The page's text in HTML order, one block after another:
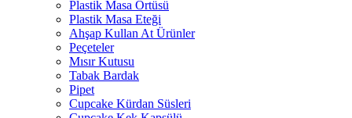
Plastik Masa Örtüsü
Plastik Masa Eteği
Ahşap Kullan At Ürünler
Peçeteler
Mısır Kutusu
Tabak Bardak
Pipet
Cupcake Kürdan Süsleri